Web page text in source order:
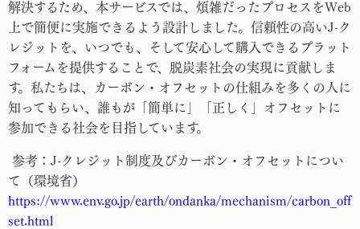
解決するため、本サービスでは、煩雑だったプロセスをWeb
上で簡便に実施できるよう設計しました。信頼性の高いJ-ク
レジットを、いつでも、そして安心して購入できるプラット
フォームを提供することで、脱炭素社会の実現に貢献しま
す。私たちは、カーボン・オフセットの仕組みを多くの人に
知ってもらい、誰もが「簡単に」「正しく」オフセットに
参加できる社会を目指しています。
参考：J-クレジット制度及びカーボン・オフセットについ
て（環境省）
https://www.env.go.jp/earth/ondanka/mechanism/carbon_off
set.html